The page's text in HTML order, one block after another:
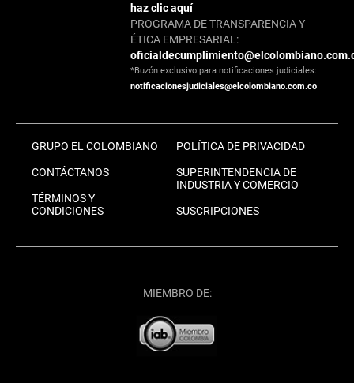
haz clic aquí
PROGRAMA DE TRANSPARENCIA Y
ÉTICA EMPRESARIAL:
*Buzón exclusivo para notificaciones judiciales:
notificacionesjudiciales@elcolombiano.com.co
GRUPO EL COLOMBIANO
CONTÁCTANOS
TÉRMINOS Y
CONDICIONES
POLÍTICA DE PRIVACIDAD
SUPERINTENDENCIA DE
INDUSTRIA Y COMERCIO
SUSCRIPCIONES
MIEMBRO DE: